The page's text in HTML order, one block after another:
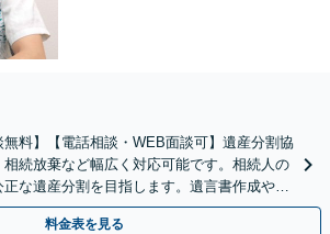
無料】【電話相談・WEB面談可】遺産分割協
続放棄など幅広く対応可能です。相続人の
な遺産分割を目指します。遺言書作成や成
た生前対策もお任せください。
料金表を見る